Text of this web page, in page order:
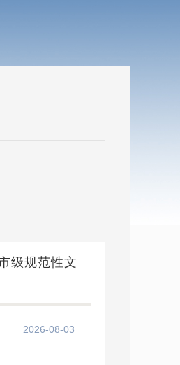
级规范性文
2026-08-03